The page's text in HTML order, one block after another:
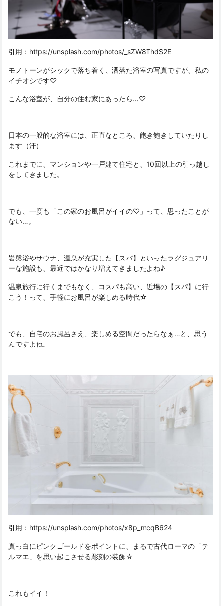
引用： https://unsplash.com/photos/_sZW8ThdS2E
モノトーンがシックで落ち着く、洒落た浴室の写真ですが、私の
イチオシです♡
こんな浴室が、自分の住む家にあったら…♡
日本の一般的な浴室には、正直なところ、飽き飽きしていたりし
ます（汗）
これまでに、マンションや一戸建て住宅と、10回以上の引っ越し
をしてきました。
でも、一度も「この家のお風呂がイイの♡」って、思ったことが
ない…。
岩盤浴やサウナ、温泉が充実した【スパ】といったラグジュアリ
ーな施設も、最近ではかなり増えてきましたよね♪
温泉旅行に行くまでもなく、コスパも高い、近場の【スパ】に行
こう！って、手軽にお風呂が楽しめる時代☆
でも、自宅のお風呂さえ、楽しめる空間だったらなぁ…と、思う
んですよね。
引用： https://unsplash.com/photos/x8p_mcqB624
真っ白にピンクゴールドをポイントに、まるで古代ローマの「テ
ルマエ」を思い起こさせる彫刻の装飾☆
これもイイ！